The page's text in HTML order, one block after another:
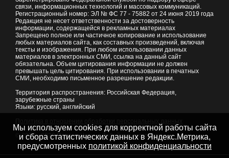
связи, информационных технологий и массовых коммуникаций.
Регистрационный номер: ЭЛ № ФС 77 - 75882 от 24 июня 2019 года
Редакция не несет ответственности за достоверность
информации, содержащейся в рекламных материалах
Запрещено полное или частичное копирование и использование
любых материалов сайта, как составных произведений, включая
тексты и изображения. При любом использовании данных
материалов в электронных СМИ, ссылка на данный сайт
обязательна. Объем цитирования информации не должен
превышать цель цитирования. При использовании в печатных
СМИ, необходимо письменное разрешение редакции.
Территория распространения: Российская Федерация,
зарубежные страны
Языки: русский, английский
© 2007 - 2026Портал Читы и Забайкальского края
Мы используем cookies для корректной работы сайта
и сбора статистических данных в Яндекс.Метрика,
предусмотренных политикой конфиденциальности